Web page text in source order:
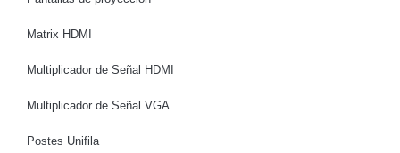
Matrix HDMI
Multiplicador de Señal HDMI
Multiplicador de Señal VGA
Postes Unifila